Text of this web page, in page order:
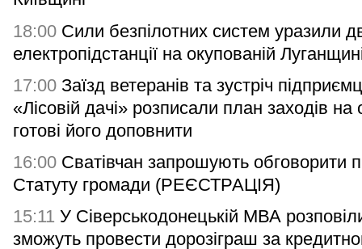
18:00 Сили безпілотних систем уразили
електропідстанції на окупованій
17:00 Заїзд ветеранів та зустріч
«Лісовій дачі» розписали план заходів на
готові його доповнити
16:00 Сватівчан запрошують обговорити
Статуту громади (РЕЄСТРАЦІЯ)
15:11 У Сіверськодонецькій МВА
зможуть провести дорозіграш за